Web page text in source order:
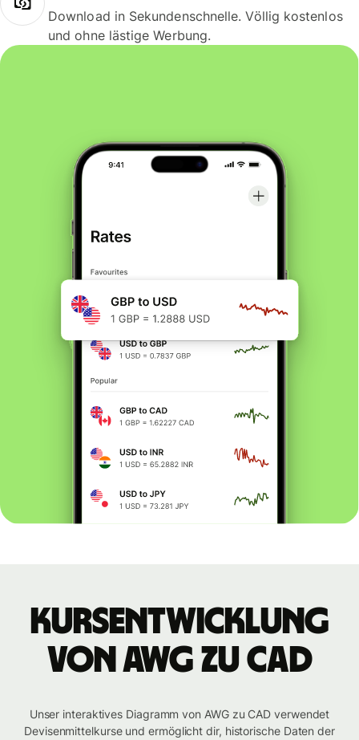
Download in Sekundenschnelle. Völlig kostenlos
und ohne lästige Werbung.
Kursentwicklung
von AWG zu CAD
Unser interaktives Diagramm von AWG zu CAD verwendet
Devisenmittelkurse und ermöglicht dir, historische Daten der